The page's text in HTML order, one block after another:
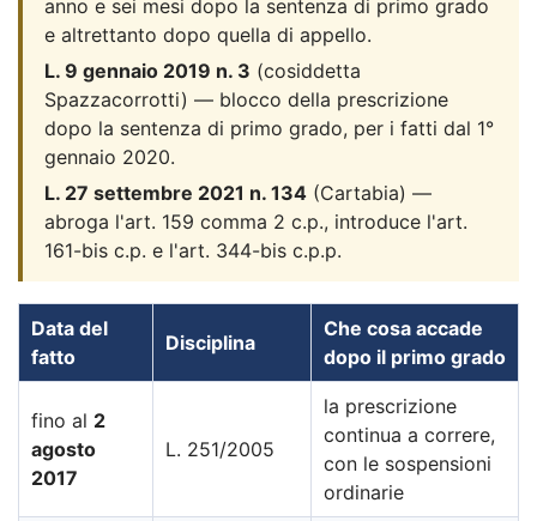
anno e sei mesi dopo la sentenza di primo grado
e altrettanto dopo quella di appello.
L. 9 gennaio 2019 n. 3 (cosiddetta
Spazzacorrotti) — blocco della prescrizione
dopo la sentenza di primo grado, per i fatti dal 1°
gennaio 2020.
L. 27 settembre 2021 n. 134 (Cartabia) —
abroga l'art. 159 comma 2 c.p., introduce l'art.
161-bis c.p. e l'art. 344-bis c.p.p.
Data del
fatto
Disciplina
Che cosa accade
dopo il primo grado
fino al 2
agosto
2017
L. 251/2005
la prescrizione
continua a correre,
con le sospensioni
ordinarie